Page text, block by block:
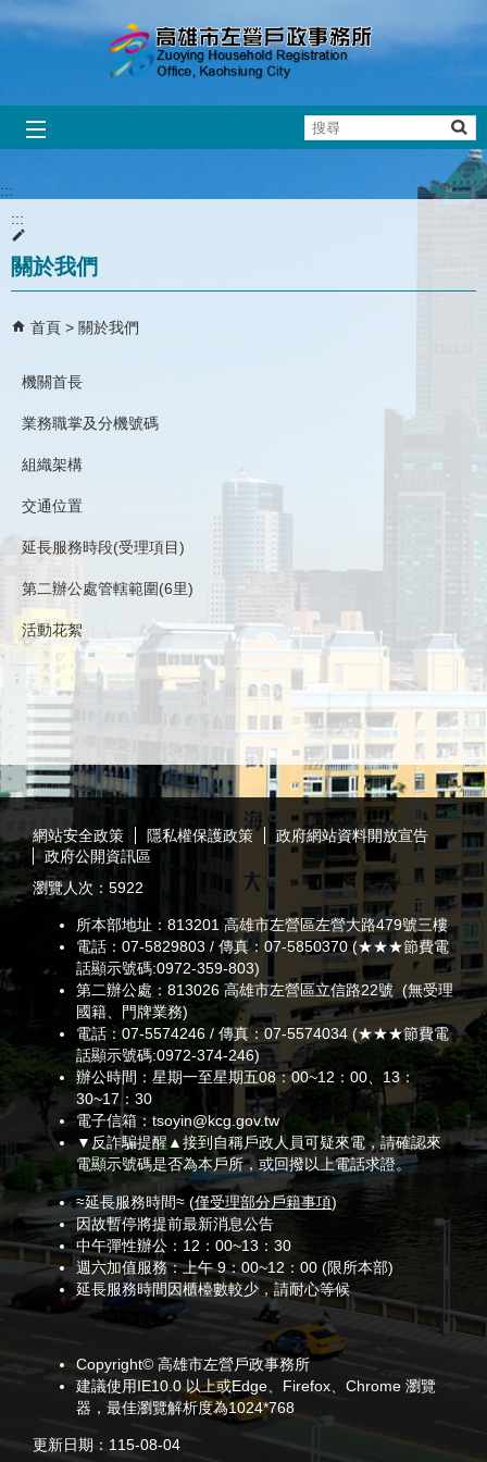
跳到主要內容區塊
搜
尋
:::
:::
關於我們
首頁 關於我們
機關首長
業務職掌及分機號碼
組織架構
交通位置
延長服務時段(受理項目)
第二辦公處管轄範圍(6里)
活動花絮
網站安全政策
隱私權保護政策
政府網站資料開放宣告
政府公開資訊區
瀏覽人次： 5922
所本部地址：813201 高雄市左營區左營大路479號三樓
電話：07-5829803 / 傳真：07-5850370 (★★★節費電
話顯示號碼:0972-359-803)
第二辦公處：813026 高雄市左營區立信路22號 (無受理
國籍、門牌業務)
電話：07-5574246 / 傳真：07-5574034 (★★★節費電
話顯示號碼:0972-374-246)
辦公時間：星期一至星期五08：00~12：00、13：
30~17：30
電子信箱：tsoyin@kcg.gov.tw
▼反詐騙提醒▲接到自稱戶政人員可疑來電，請確認來
電顯示號碼是否為本戶所，或回撥以上電話求證。
≈延長服務時間≈ (僅受理部分戶籍事項)
因故暫停將提前最新消息公告
中午彈性辦公：12：00~13：30
週六加值服務：上午 9：00~12：00 (限所本部)
延長服務時間因櫃檯數較少，請耐心等候
Copyright© 高雄市左營戶政事務所
建議使用IE10.0 以上或Edge、Firefox、Chrome 瀏覽
器，最佳瀏覽解析度為1024*768
更新日期： 115-08-04